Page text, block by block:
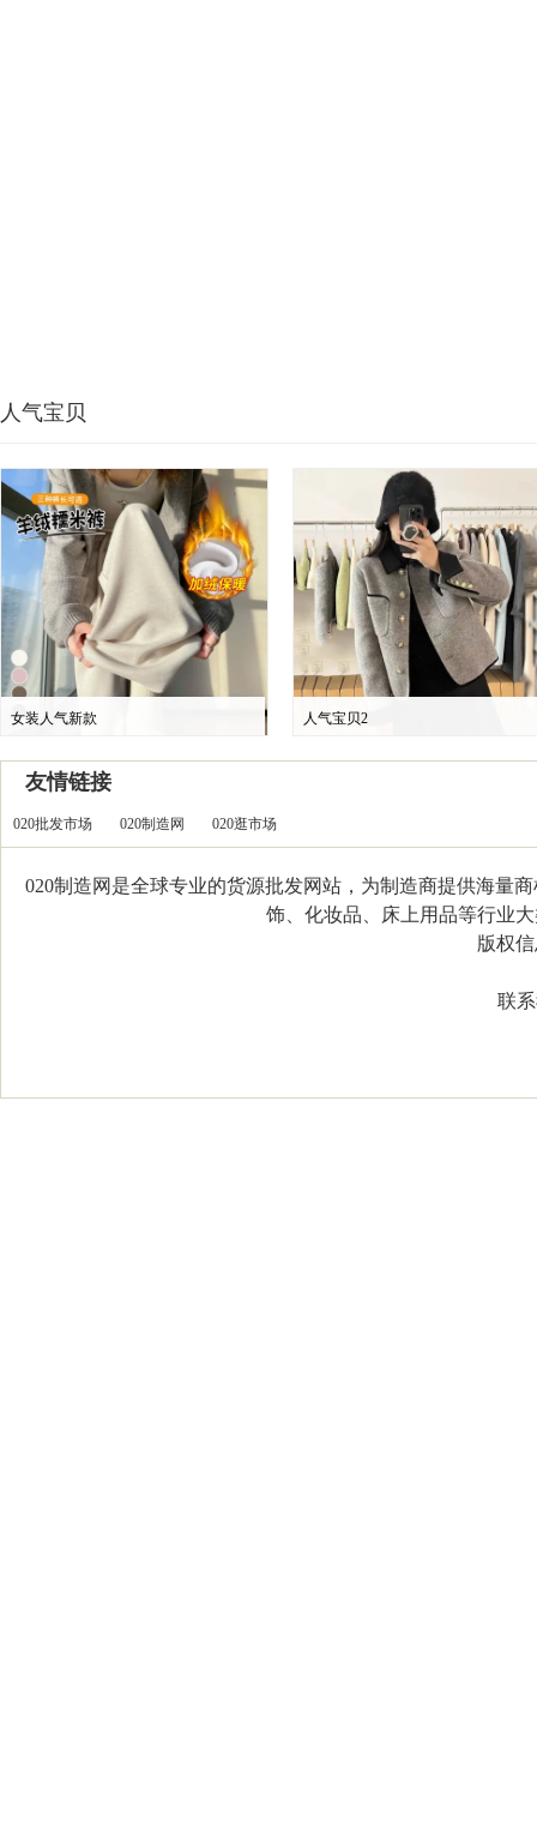
人气宝贝
女装人气新款 人气宝贝2
友情链接
020批发市场 020制造网 020逛市场
020制造网是全球专业的货源批发网站，为制造商提供海量
饰、化妆品、床上用品等行业
版权信
联